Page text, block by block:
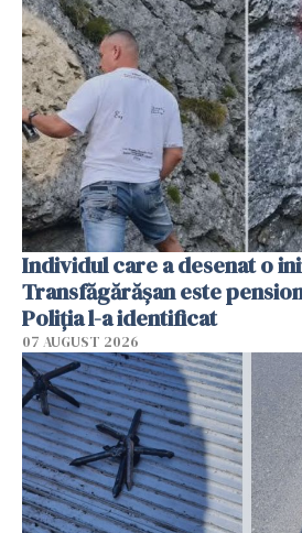
Individul care a desenat o
Transfăgărășan este
Poliția l-a identificat
07 AUGUST 2026